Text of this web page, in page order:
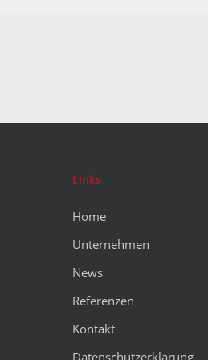
Links
Home
Unternehmen
News
Referenzen
Kontakt
Datenschutzerklärung